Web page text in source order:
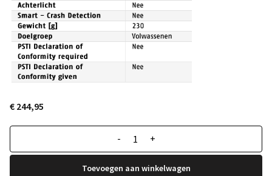
€ 244,95
- +
Toevoegen aan winkelwagen